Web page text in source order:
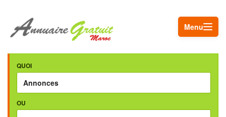
Menu
QUOI
OU